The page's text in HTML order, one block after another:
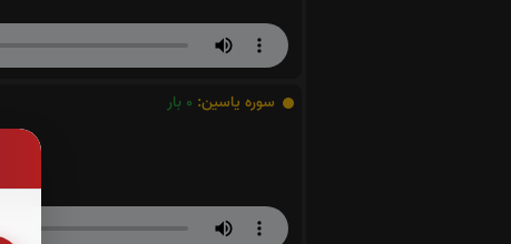
سوره یاسین: 0 بار